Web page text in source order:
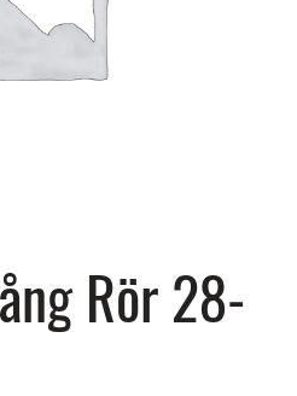
Rör 28-